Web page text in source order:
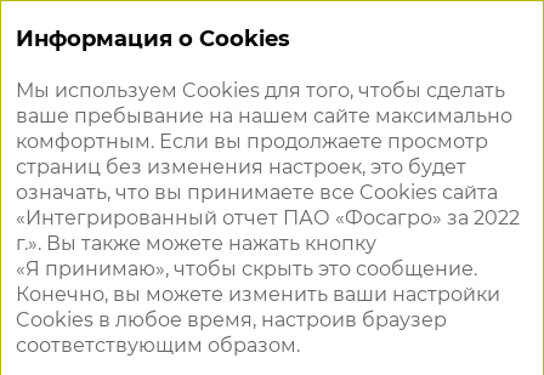
Исполнительные органы
Руководство текущей деятельностью ФосАгро
осуществляют два исполнительных органа,
подотчетных общему собранию акционеров и совету
директоров:
коллегиальный (правление);
единоличный (генеральный директор).
В течение 2022 года правление провело четыре
Информация о Cookies
Мы используем Cookies для того, чтобы сделать
ваше пребывание на нашем сайте максимально
комфортным. Если вы продолжаете просмотр
страниц без изменения настроек, это будет
означать, что вы принимаете все Cookies сайта
«Интегрированный отчет ПАО «Фосагро» за 2022
г.». Вы также можете нажать кнопку
«Я принимаю», чтобы скрыть это сообщение.
Конечно, вы можете изменить ваши настройки
Cookies в любое время, настроив браузер
соответствующим образом.